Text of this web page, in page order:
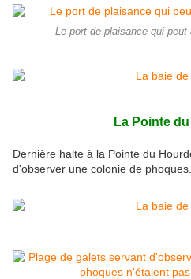
Le port de plaisance qui
La Pointe
Dernière halte à la Pointe du
d'observer une colonie de phoques...